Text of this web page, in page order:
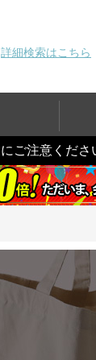
詳細検索はこちら
ご注意くださ